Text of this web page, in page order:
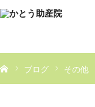
ブログ その他